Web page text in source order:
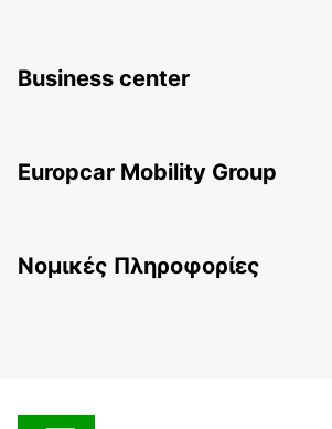
Business center
Europcar Mobility Group
Nομικές Πληροφορίες